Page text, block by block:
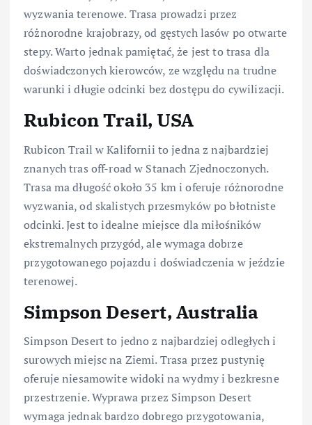
wyzwania terenowe. Trasa prowadzi przez
różnorodne krajobrazy, od gęstych lasów po otwarte
stepy. Warto jednak pamiętać, że jest to trasa dla
doświadczonych kierowców, ze względu na trudne
warunki i długie odcinki bez dostępu do cywilizacji.
Rubicon Trail, USA
Rubicon Trail w Kalifornii to jedna z najbardziej
znanych tras off-road w Stanach Zjednoczonych.
Trasa ma długość około 35 km i oferuje różnorodne
wyzwania, od skalistych przesmyków po błotniste
odcinki. Jest to idealne miejsce dla miłośników
ekstremalnych przygód, ale wymaga dobrze
przygotowanego pojazdu i doświadczenia w jeździe
terenowej.
Simpson Desert, Australia
Simpson Desert to jedno z najbardziej odległych i
surowych miejsc na Ziemi. Trasa przez pustynię
oferuje niesamowite widoki na wydmy i bezkresne
przestrzenie. Wyprawa przez Simpson Desert
wymaga jednak bardzo dobrego przygotowania,